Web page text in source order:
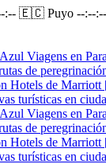
:-- 🇪🇨 Puyo --:--:--
Viagens en
de
Hotels de Marriott
turísticas en
Viagens en
de
Hotels de Marriott
turísticas en